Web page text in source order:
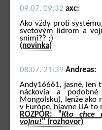
09.07. 09:32 axc:
Ako vždy proti
svetovým lídrom a
snimi?? ;)
(novinka)
08.07. 21:39 Andreas:
Andy16661, jasné, len
náckovia a
Mongolsku), lenže ako
v Európe, hlavne UA to
ROZPOR: "Kto chce
vojnu!" (rozhovor)